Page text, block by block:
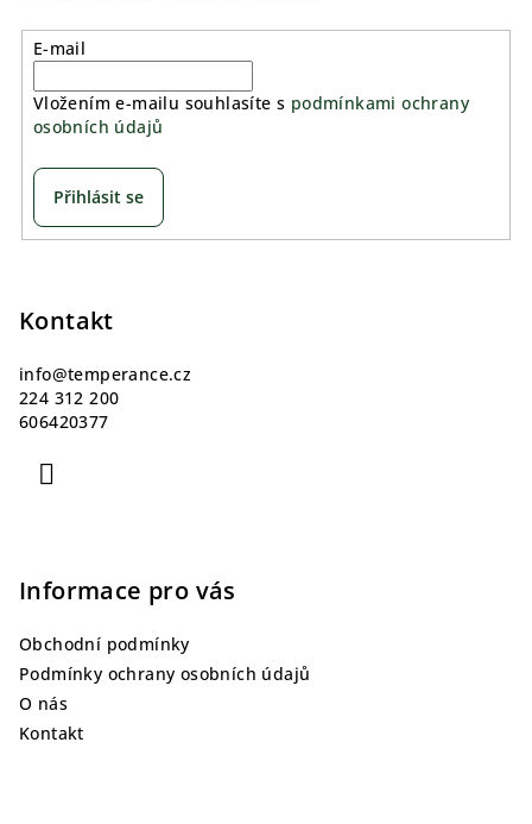
E-mail
Vložením e-mailu souhlasíte s podmínkami ochrany
osobních údajů
Přihlásit se
Kontakt
info@temperance.cz
224 312 200
606420377
Informace pro vás
Obchodní podmínky
Podmínky ochrany osobních údajů
O nás
Kontakt